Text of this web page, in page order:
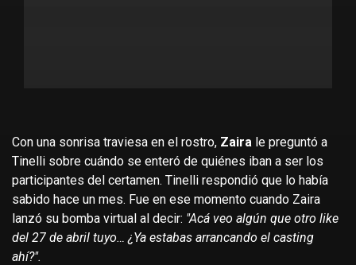
Con una sonrisa traviesa en el rostro, Zaira le preguntó a
Tinelli sobre cuándo se enteró de quiénes iban a ser los
participantes del certamen. Tinelli respondió que lo había
sabido hace un mes. Fue en ese momento cuando Zaira
lanzó su bomba virtual al decir: "Acá veo algún que otro like
del 27 de abril tuyo… ¿Ya estabas arrancando el casting
ahí?".